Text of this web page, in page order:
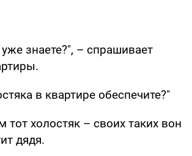
знаете?", – спрашивает
в квартире обеспечите?"
тот холостяк – своих таких вон
дядя.